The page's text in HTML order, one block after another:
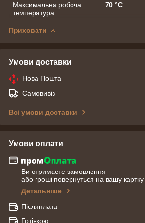
Максимальна робоча
температура
70 °С
Приховати
Умови доставки
Нова Пошта
Самовивіз
Всі умови доставки
Умови оплати
Ви отримаєте замовлення
або гроші повернуться на вашу картку
Детальніше
Післяплата
Готівкою